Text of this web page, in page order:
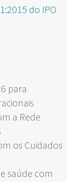
do IPO
para
a Rede
os Cuidados
saúde com